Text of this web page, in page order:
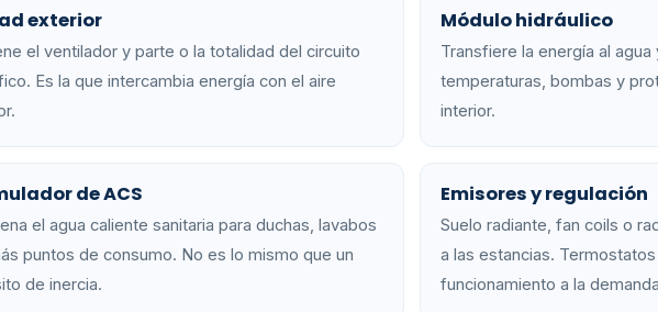
exterior
el ventilador y parte o la totalidad del circuito
Es la que intercambia energía con el aire
Módulo hidráulico
Transfiere la energía al
temperaturas, bombas y
interior.
de ACS
el agua caliente sanitaria para duchas, lavabos
puntos de consumo. No es lo mismo que un
de inercia.
Emisores y regulación
Suelo radiante, fan coils o
a las estancias.
funcionamiento a la